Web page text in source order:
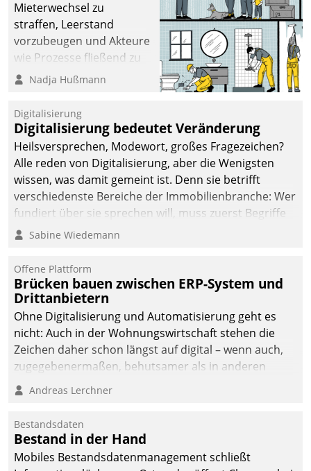
Mieterwechsel zu
straffen, Leerstand
vorzubeugen und Akteure
wie Prozesse fließend zu
vernetzen, nutzt die
Jahresbeginn eine
Überblick, Einsicht und
Eingriff bietende Lösung.
Zur Entwicklung setzte
man auf
Cloudtechnologie,
bewährte und Startup-
agile Projektmethoden.
Nadja Hußmann
Digitalisierung
Digitalisierung bedeutet Veränderung
Heilsversprechen, Modewort, großes Fragezeichen?
Alle reden von Digitalisierung, aber die Wenigsten
wissen, was damit gemeint ist. Denn sie betrifft
verschiedenste Bereiche der Immobilienbranche: Wer
fundiert über sie sprechen will, muss zuerst Begriffe
klären. Ein Aspekt ist die betriebliche Optimierung:
Einsparungen durch optimierte und automatisierte
Prozesse. Doch man darf nicht zu viel erwarten: Allein
mit der Einführung einer neuen Software ist es nicht
getan. Die Digitalisierung erfordert von Unternehmen
die Bereitschaft, sich zu überprüfen, zu hinterfragen
und zu verändern.
Sabine Wiedemann
Offene Plattform
Brücken bauen zwischen ERP-System und
Drittanbietern
Ohne Digitalisierung und Automatisierung geht es
nicht: Auch in der Wohnungswirtschaft stehen die
Zeichen daher schon längst auf digital – wenn auch,
zugegebenermaßen, behutsamer als in anderen
Branchen.
Andreas Lerchner
Bestandsdaten
Bestand in der Hand
Mobiles Bestandsdatenmanagement schließt